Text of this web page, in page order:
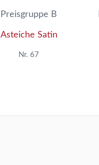
Preisgruppe B
Asteiche Satin
Nr. 67